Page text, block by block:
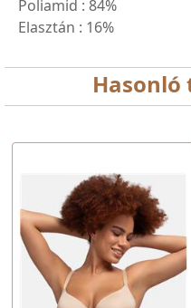
Poliamid : 84%
Elasztán : 16%